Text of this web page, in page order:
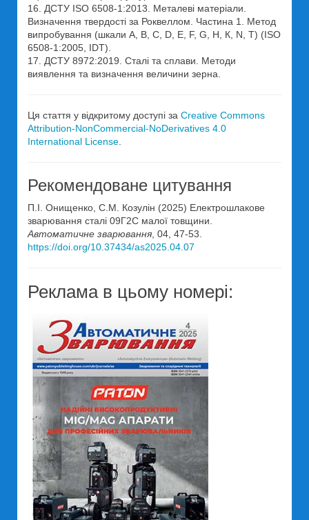
16. ДСТУ ISO 6508-1:2013. Металеві матеріали.
Визначення твердості за Роквеллом. Частина 1. Метод
випробування (шкали А, В, С, D, Е, F, G, Н, К, N, Т) (ISO
6508-1:2005, IDT).
17. ДСТУ 8972:2019. Сталі та сплави. Методи
виявлення та визначення величини зерна.
Ця стаття у відкритому доступі за Creative Commons
Attribution-NonCommercial-NoDerivatives 4.0
International License
Рекомендоване цитування
П.І. Онищенко, С.М. Козулін (2025) Електрошлакове
зварювання сталі 09Г2С малої товщини.
Автоматичне зварювання , 04, 47-53.
https://doi.org/10.37434/as2025.04.07
Реклама в цьому номері: